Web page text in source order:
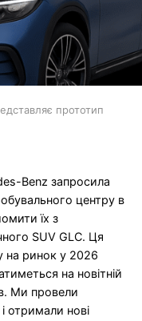
прототип
Benz запросила
центру в
їх з
SUV GLC. Ця
на ринок у 2026
на новітній
Ми провели
отримали нові